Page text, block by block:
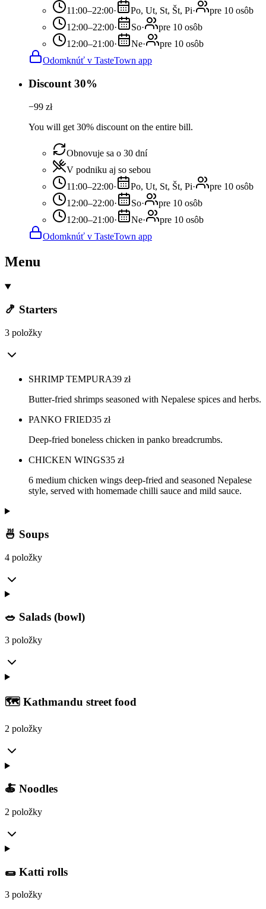
11:00–22:00· Po, Ut, St, Št, Pi·
pre 10 osôb
12:00–22:00· So·
pre 10 osôb
12:00–21:00· Ne·
pre 10 osôb
Odomknúť v TasteTown app
Discount 30%
−99 zł
You will get 30% discount on the entire bill.
Obnovuje sa o 30 dní
V podniku aj so sebou
11:00–22:00· Po, Ut, St, Št, Pi·
pre 10 osôb
12:00–22:00· So·
pre 10 osôb
12:00–21:00· Ne·
pre 10 osôb
Odomknúť v TasteTown app
Menu
🍤 Starters
3 položky
SHRIMP TEMPURA39 zł
Butter-fried shrimps seasoned with Nepalese spices and herbs.
PANKO FRIED35 zł
Deep-fried boneless chicken in panko breadcrumbs.
CHICKEN WINGS35 zł
6 medium chicken wings deep-fried and seasoned Nepalese
style, served with homemade chilli sauce and mild sauce.
🍜 Soups
4 položky
🥗 Salads (bowl)
3 položky
🗺️ Kathmandu street food
2 položky
🍝 Noodles
2 položky
🌯 Katti rolls
3 položky